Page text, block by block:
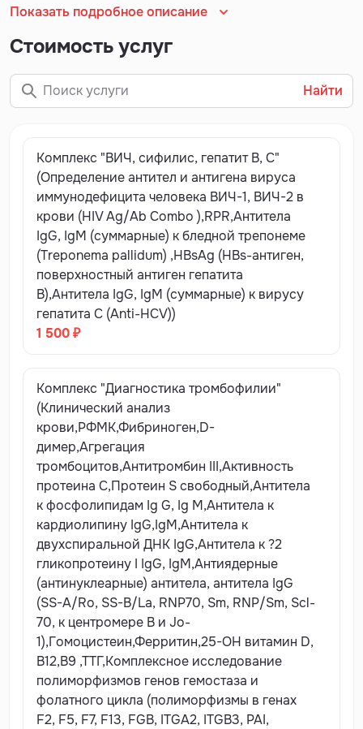
Анализ крови
Сдается:утром строго натощак (
время между 7 и 9 часами утра), для гормонов и
показателей системы гемостаза (коагулологических
исследований) - строго до 10.00.
жирную пищу и алкоголь. Необходимо максимально
ограничить физические нагрузки, переохлаждение и
перегревание.
3а 1 час до исследования исключить физическое и
эмоциональное напряжение, курение.
В день исследования прием лекарственных
препаратов необходимо согласовать с лечащим
врачом.
напитки.
Накануне перед исследованием последний прием
пищи не позднее 19.00.
Нельзя сдавать кровь после физиотерапевтических
процедур, инструментального обследования,
рентгенологического и ультразвукового
исследований, массажа и других медицинских
процедур.
Специальные правила подготовки и дополнительные
ограничения для ряда тестов в дополнение к общим
рекомендациям:
Мочевина, мочевая кислота - за 2-3 дня до
исследования необходимо отказаться от
употребления печени, почек и максимально
ограничить в рационе мясо, рыбу, кофе, чай.
Показать подробное описание
Стоимость услуг
Найти
Комплекс "ВИЧ, сифилис, гепатит В, С"
(Определение антител и антигена вируса
иммунодефицита человека ВИЧ-1, ВИЧ-2 в
крови (HIV Ag/Ab Combo ),RPR,Антитела
IgG, IgM (суммарные) к бледной трепонеме
(Treponema pallidum) ,HBsAg (HBs-антиген,
поверхностный антиген гепатита
В),Антитела IgG, IgM (суммарные) к вирусу
гепатита С (Anti-HCV))
1 500 ₽
Комплекс "Диагностика тромбофилии"
(Клинический анализ
крови,РФМК,Фибриноген,D-
димер,Агрегация
тромбоцитов,Антитромбин III,Активность
протеина С,Протеин S свободный,Антитела
к фосфолипидам Ig G, Ig M,Антитела к
кардиолипину IgG,IgM,Антитела к
двухспиральной ДНК IgG,Антитела к ?2
гликопротеину I IgG, IgM,Антиядерные
(антинуклеарные) антитела, антитела IgG
(SS-A/Ro, SS-B/La, RNP70, Sm, RNP/Sm, Scl-
70, к центромере B и Jo-
1),Гомоцистеин,Ферритин,25-ОН витамин D,
В12,В9 ,ТТГ,Комплексное исследование
полиморфизмов генов гемостаза и
фолатного цикла (полиморфизмы в генах
F2, F5, F7, F13, FGB, ITGA2, ITGB3, PAI,